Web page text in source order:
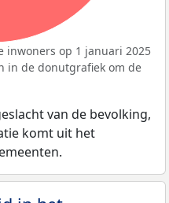
inwoners op 1 januari 2025
in de donutgrafiek om de
van de bevolking,
komt uit het